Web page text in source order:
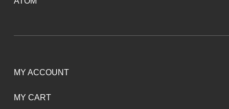
MY ACCOUNT
MY CART